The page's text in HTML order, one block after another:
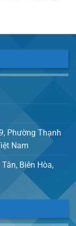
Phường Thạnh
Nam
Biên Hòa,